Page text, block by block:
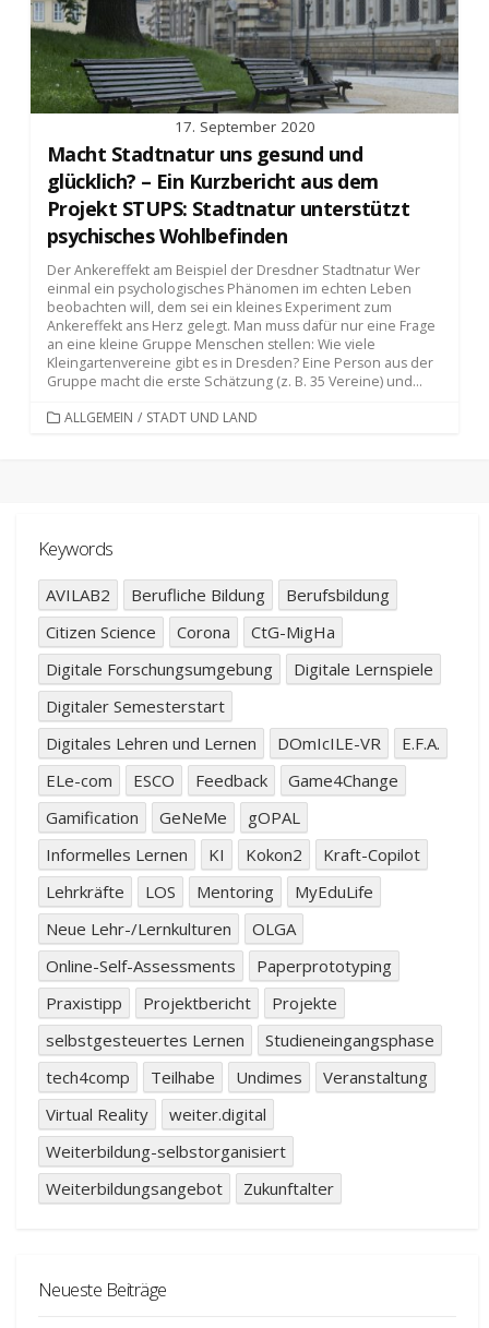
17. September 2020
Macht Stadtnatur uns gesund und
glücklich? – Ein Kurzbericht aus dem
Projekt STUPS: Stadtnatur unterstützt
psychisches Wohlbefinden
Der Ankereffekt am Beispiel der Dresdner Stadtnatur Wer
einmal ein psychologisches Phänomen im echten Leben
beobachten will, dem sei ein kleines Experiment zum
Ankereffekt ans Herz gelegt. Man muss dafür nur eine Frage
an eine kleine Gruppe Menschen stellen: Wie viele
Kleingartenvereine gibt es in Dresden? Eine Person aus der
Gruppe macht die erste Schätzung (z. B. 35 Vereine) und...
KATEGORIEN
ALLGEMEIN / STADT UND LAND
Keywords
AVILAB2 Berufliche Bildung
Berufsbildung
Citizen Science
Corona
CtG-MigHa
Digitale Forschungsumgebung
Digitale Lernspiele
Digitaler Semesterstart
Digitales Lehren und Lernen
DOmIcILE-VR
E.F.A.
ELe-com
ESCO Feedback
Game4Change
Gamification
GeNeMe
gOPAL
Informelles Lernen
KI Kokon2
Kraft-Copilot
Lehrkräfte
LOS Mentoring
MyEduLife
Neue Lehr-/Lernkulturen
OLGA
Online-Self-Assessments
Paperprototyping
Praxistipp
Projektbericht
Projekte
selbstgesteuertes Lernen
Studieneingangsphase
tech4comp
Teilhabe Undimes
Veranstaltung
Virtual Reality
weiter.digital
Weiterbildung-selbstorganisiert
Weiterbildungsangebot
Zukunftalter
Neueste Beiträge